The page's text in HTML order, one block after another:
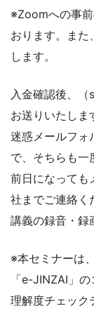
※Zoomへの事
おります。また
します。
入金確認後、
お送りいたしま
迷惑メールフォ
で、そちらも一
前日になっても
社までご連絡く
講義の録音・録
※本セミナーは
「e-JINZAI」
理解度チェック